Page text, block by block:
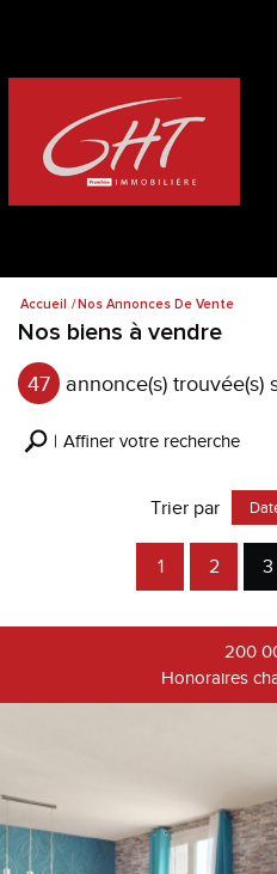
Accueil Nos Annonces De Vente
Nos biens à vendre
47 annonce(s) trouvée(s)
Affiner votre recherche
Trier par
1 2 3
200
Honoraires